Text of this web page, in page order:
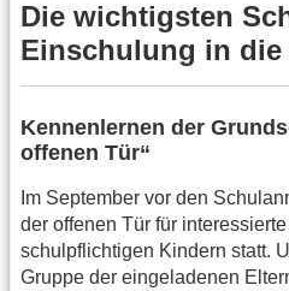
Die wichtigsten
Einschulung in die
Kennenlernen der
offenen Tür“
Im September vor den
der offenen Tür für
schulpflichtigen Kindern statt.
Gruppe der eingeladenen